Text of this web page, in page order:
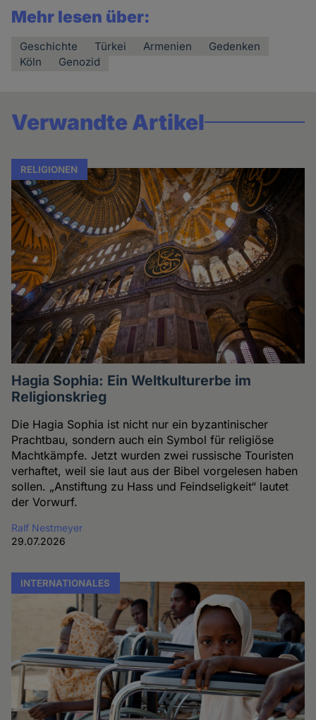
Mehr lesen über:
Geschichte Türkei Armenien
Gedenken
Köln
Genozid
Verwandte Artikel
RELIGIONEN
Hagia Sophia: Ein Weltkulturerbe im
Religionskrieg
Die Hagia Sophia ist nicht nur ein byzantinischer
Prachtbau, sondern auch ein Symbol für religiöse
Machtkämpfe. Jetzt wurden zwei russische Touristen
verhaftet, weil sie laut aus der Bibel vorgelesen haben
sollen. „Anstiftung zu Hass und Feindseligkeit“ lautet
der Vorwurf.
Ralf Nestmeyer
29.07.2026
INTERNATIONALES